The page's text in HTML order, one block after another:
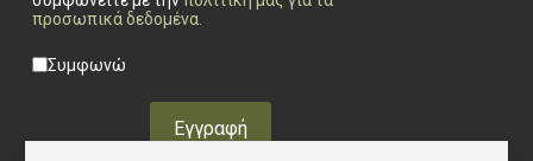
προσωπικά δεδομένα.
Privacy checkbox
Συμφωνώ
Εγγραφή